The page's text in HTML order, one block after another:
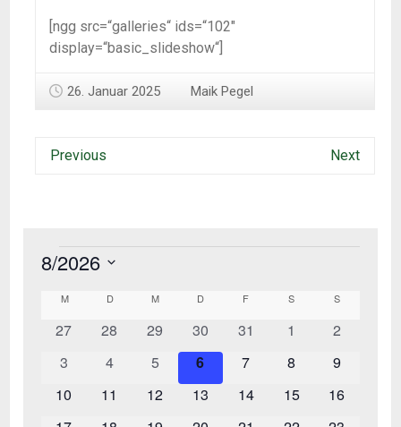
[ngg src=“galleries“ ids=“102″
display=“basic_slideshow“]
26. Januar 2025 Maik Pegel
Previous Next